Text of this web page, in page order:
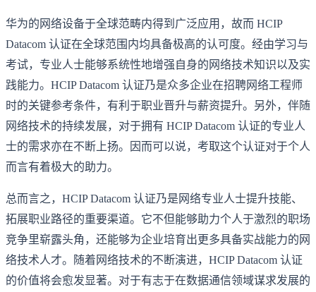
华为的网络设备于全球范畴内得到广泛应用，故而 HCIP
Datacom 认证在全球范围内均具备极高的认可度。经由学习与
考试，专业人士能够系统性地增强自身的网络技术知识以及实
践能力。HCIP Datacom 认证乃是众多企业在招聘网络工程师
时的关键参考条件，有利于职业晋升与薪资提升。另外，伴随
网络技术的持续发展，对于拥有 HCIP Datacom 认证的专业人
士的需求亦在不断上扬。因而可以说，考取这个认证对于个人
而言有着极大的助力。
总而言之，HCIP Datacom 认证乃是网络专业人士提升技能、
拓展职业路径的重要渠道。它不但能够助力个人于激烈的职场
竞争里崭露头角，还能够为企业培育出更多具备实战能力的网
络技术人才。随着网络技术的不断演进，HCIP Datacom 认证
的价值将会愈发显著。对于有志于在数据通信领域谋求发展的